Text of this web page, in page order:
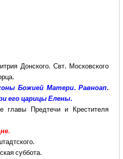
Донского. Свт. Московского
Божией Матери. Равноап.
его царицы Елены.
главы Предтечи и Крестителя
суббота.